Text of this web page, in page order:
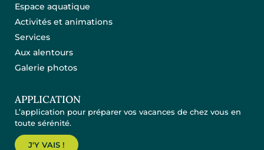
Espace aquatique
Activités et animations
Services
Aux alentours
Galerie photos
APPLICATION
L’application pour préparer vos vacances de chez vous en
toute sérénité.
J'Y VAIS !